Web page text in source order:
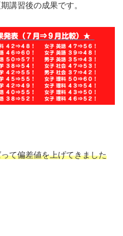
講習後の成果です。
て偏差値を上げてきました